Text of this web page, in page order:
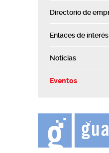
Directorio de
Enlaces de interés
Noticias
Eventos